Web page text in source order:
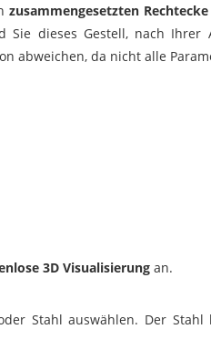
zusammengesetzten Rechtecke
Sie dieses Gestell, nach
abweichen, da nicht alle
3D Visualisierung an.
Stahl auswählen. Der